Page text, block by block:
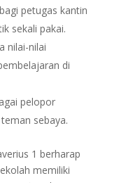
petugas kantin
sekali pakai.
nilai-nilai
di
pelopor
sebaya.
1 berharap
memiliki